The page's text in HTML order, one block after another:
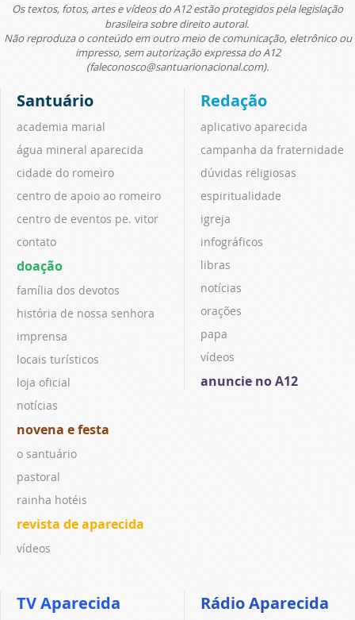
Os textos, fotos, artes e vídeos do A12 estão protegidos pela legislação
brasileira sobre direito autoral.
Não reproduza o conteúdo em outro meio de comunicação, eletrônico ou
impresso, sem autorização expressa do A12
(faleconosco@santuarionacional.com).
Santuário
academia marial
água mineral aparecida
cidade do romeiro
centro de apoio ao romeiro
centro de eventos pe. vitor
contato
doação
família dos devotos
história de nossa senhora
imprensa
locais turísticos
loja oficial
notícias
novena e festa
o santuário
pastoral
rainha hotéis
revista de aparecida
vídeos
Redação
aplicativo aparecida
campanha da fraternidade
dúvidas religiosas
espiritualidade
igreja
infográficos
libras
notícias
orações
papa
vídeos
anuncie no A12
TV Aparecida Rádio Aparecida